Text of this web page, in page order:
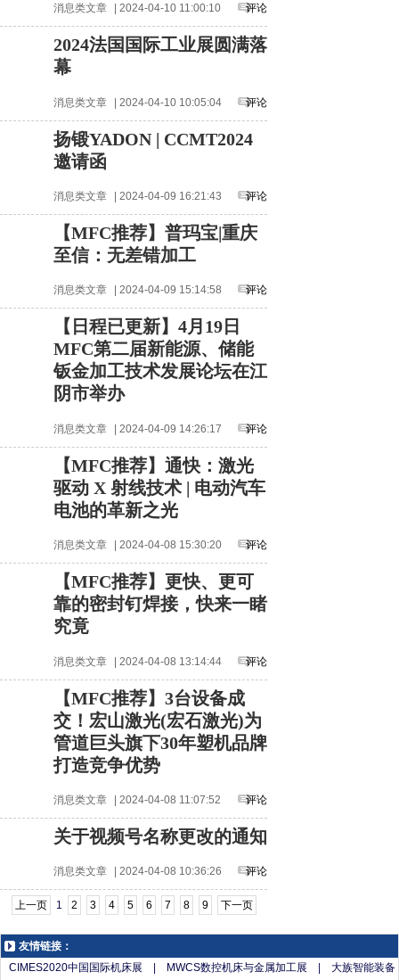
消息类文章 | 2024-04-10 11:00:10 评论
2024法国国际工业展圆满落
幕
消息类文章 | 2024-04-10 10:05:04 评论
扬锻YADON | CCMT2024
邀请函
消息类文章 | 2024-04-09 16:21:43 评论
【MFC推荐】普玛宝|重庆
至信：无差错加工
消息类文章 | 2024-04-09 15:14:58 评论
【日程已更新】4月19日
MFC第二届新能源、储能
钣金加工技术发展论坛在江
阴市举办
消息类文章 | 2024-04-09 14:26:17 评论
【MFC推荐】通快：激光
驱动 X 射线技术 | 电动汽车
电池的革新之光
消息类文章 | 2024-04-08 15:30:20 评论
【MFC推荐】更快、更可
靠的密封钉焊接，快来一睹
究竟
消息类文章 | 2024-04-08 13:14:44 评论
【MFC推荐】3台设备成
交！宏山激光(宏石激光)为
管道巨头旗下30年塑机品牌
打造竞争优势
消息类文章 | 2024-04-08 11:07:52 评论
关于视频号名称更改的通知
消息类文章 | 2024-04-08 10:36:26 评论
上一页 1 2 3 4 5 6 7 8 9 下一页
友情链接：
CIMES2020中国国际机床展
MWCS数控机床与金属加工展
大族智能装备